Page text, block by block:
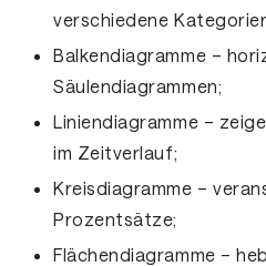
verschiedene
Balkendiagramme –
Säulendiagrammen;
Liniendiagramme –
im Zeitverlauf;
Kreisdiagramme –
Prozentsätze;
Flächendiagramme –